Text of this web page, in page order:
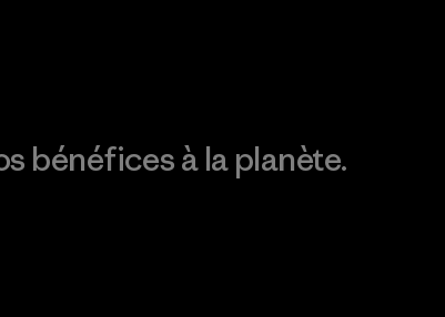
bénéfices à la planète.